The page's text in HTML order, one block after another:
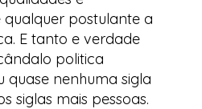
postulante a
E tanto e verdade
politica
quase nenhuma sigla
siglas mais pessoas.